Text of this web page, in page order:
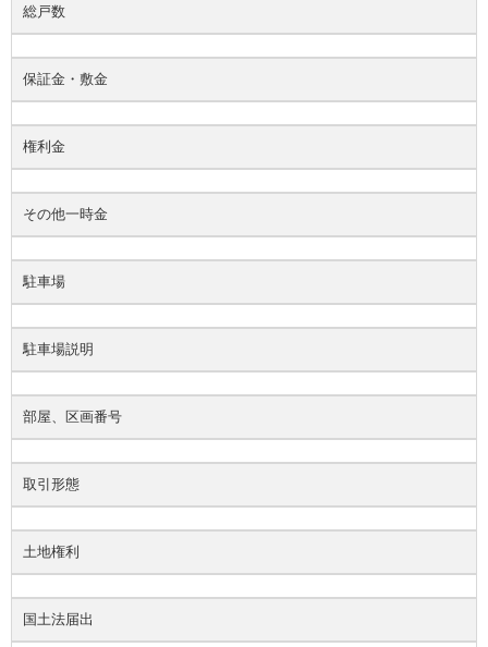
総戸数
保証金・敷金
権利金
その他一時金
駐車場
駐車場説明
部屋、区画番号
取引形態
土地権利
国土法届出